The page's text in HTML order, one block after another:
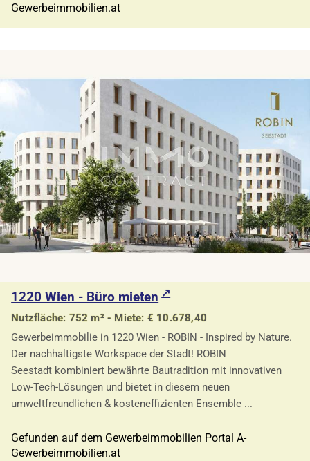
Gewerbeimmobilien.at
1220 Wien - Büro mieten
Nutzfläche: 752 m² - Miete: € 10.678,40
Gewerbeimmobilie in 1220 Wien - ROBIN - Inspired by Nature.
Der nachhaltigste Workspace der Stadt! ROBIN
Seestadt kombiniert bewährte Bautradition mit innovativen
Low-Tech-Lösungen und bietet in diesem neuen
umweltfreundlichen & kosteneffizienten Ensemble ...
Gefunden auf dem Gewerbeimmobilien Portal A-
Gewerbeimmobilien.at